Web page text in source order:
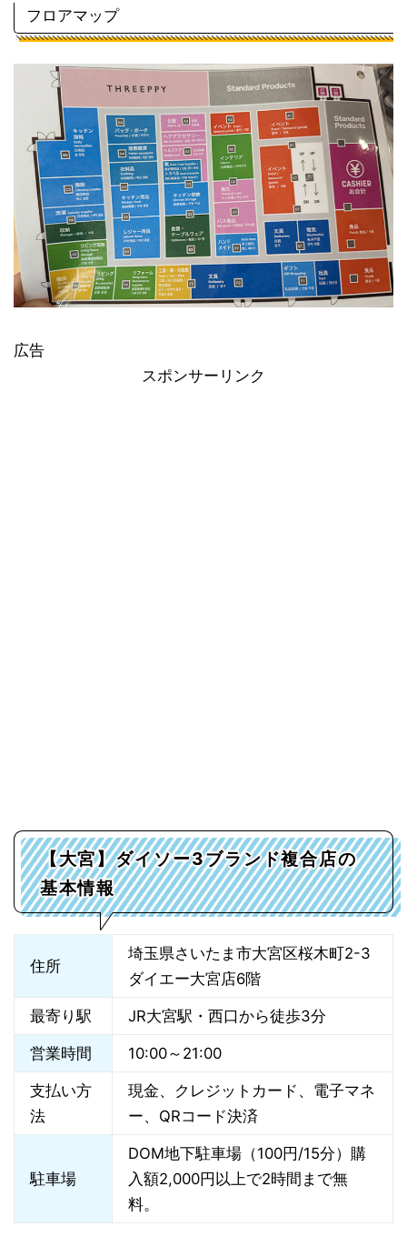
フロアマップ
広告
スポンサーリンク
【大宮】ダイソー3ブランド複合店の
基本情報
住所
埼玉県さいたま市大宮区桜木町2-3
ダイエー大宮店6階
最寄り駅 JR大宮駅・西口から徒歩3分
営業時間 10:00～21:00
支払い方
法
現金、クレジットカード、電子マネ
ー、QRコード決済
駐車場
DOM地下駐車場（100円/15分）購
入額2,000円以上で2時間まで無
料。